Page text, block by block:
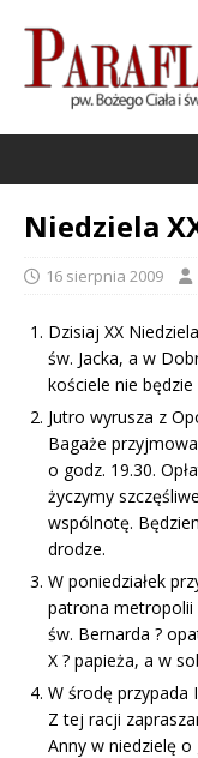
Niedziela
16 sierpnia 2009
Dzisiaj XX
św. Jacka, a w
kościele nie
Jutro wyrusza z
Bagaże
o godz. 19.30.
życzymy
wspólnotę.
drodze.
W poniedziałek
patrona metropolii
św. Bernarda ?
X ? papieża, a w
W środę przypada
Z tej racji
Anny w niedzielę